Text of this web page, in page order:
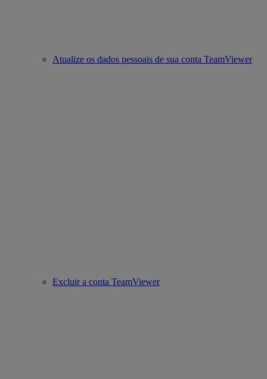
Atualize os dados pessoais de sua conta TeamViewer
Excluir a conta TeamViewer